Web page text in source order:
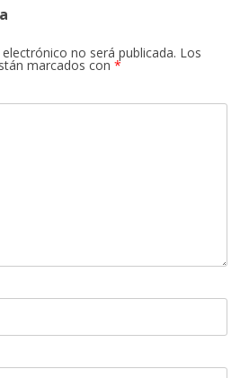
no será publicada. Los
marcados con *